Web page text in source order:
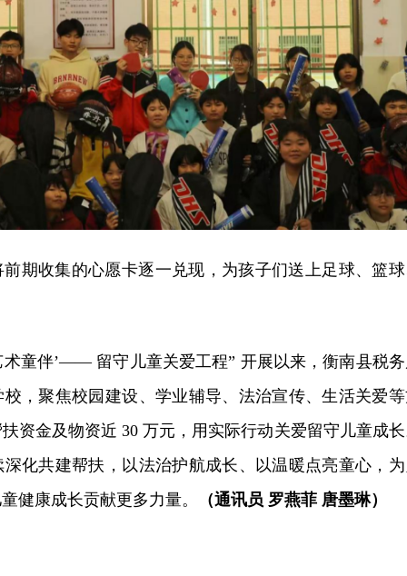
期收集的心愿卡逐一兑现，为孩子们送上足球、篮
术童伴’—— 留守儿童关爱工程” 开展以来，衡南县税
，聚焦校园建设、学业辅导、法治宣传、生活关爱
资金及物资近 30 万元，用实际行动关爱留守儿童成
化共建帮扶，以法治护航成长、以温暖点亮童心，
健康成长贡献更多力量。
（通讯员 罗燕菲 唐墨琳）